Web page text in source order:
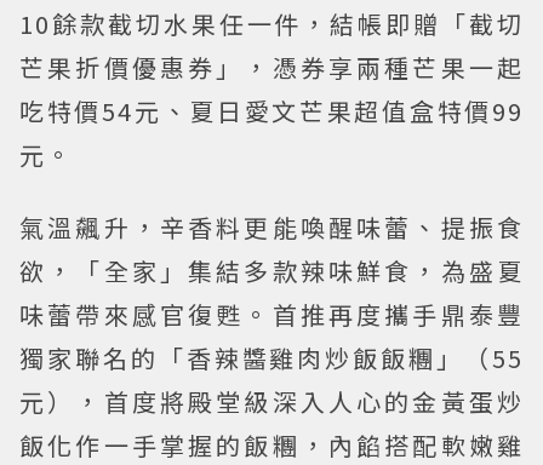
10餘款截切水果任一件，結帳即贈「截切
芒果折價優惠券」，憑券享兩種芒果一起
吃特價54元、夏日愛文芒果超值盒特價99
元。
氣溫飆升，辛香料更能喚醒味蕾、提振食
欲，「全家」集結多款辣味鮮食，為盛夏
味蕾帶來感官復甦。首推再度攜手鼎泰豐
獨家聯名的「香辣醬雞肉炒飯飯糰」（55
元），首度將殿堂級深入人心的金黃蛋炒
飯化作一手掌握的飯糰，內餡搭配軟嫩雞